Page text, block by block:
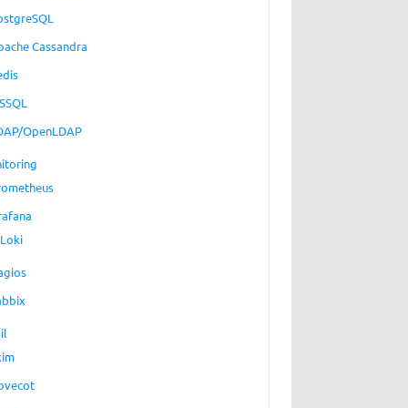
Cassandra
OpenLDAP
Loki